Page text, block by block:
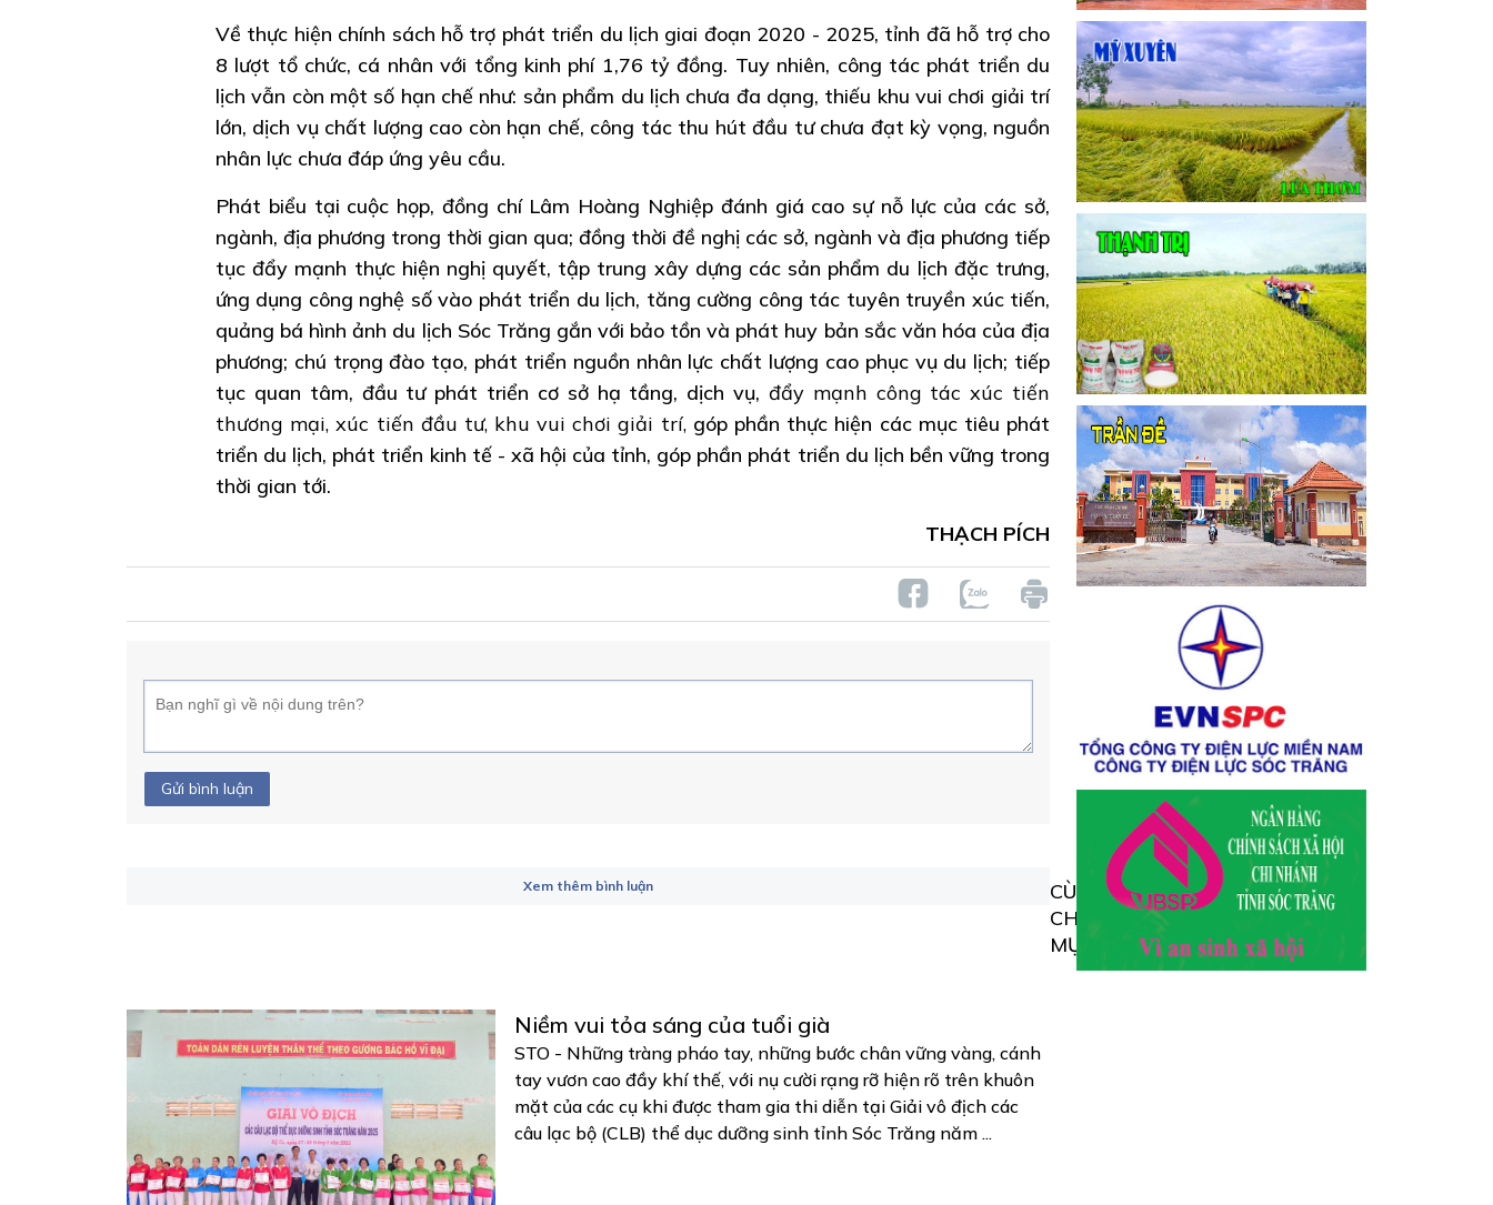
Về thực hiện chính sách hỗ trợ phát triển du lịch giai đoạn 2020 - 2025, tỉnh đã hỗ trợ cho
8 lượt tổ chức, cá nhân với tổng kinh phí 1,76 tỷ đồng. Tuy nhiên, công tác phát triển du
lịch vẫn còn một số hạn chế như: sản phẩm du lịch chưa đa dạng, thiếu khu vui chơi giải trí
lớn, dịch vụ chất lượng cao còn hạn chế, công tác thu hút đầu tư chưa đạt kỳ vọng, nguồn
nhân lực chưa đáp ứng yêu cầu.
Phát biểu tại cuộc họp, đồng chí Lâm Hoàng Nghiệp đánh giá cao sự nỗ lực của các sở,
ngành, địa phương trong thời gian qua; đồng thời đề nghị các sở, ngành và địa phương tiếp
tục đẩy mạnh thực hiện nghị quyết, tập trung xây dựng các sản phẩm du lịch đặc trưng,
ứng dụng công nghệ số vào phát triển du lịch, tăng cường công tác tuyên truyền xúc tiến,
quảng bá hình ảnh du lịch Sóc Trăng gắn với bảo tồn và phát huy bản sắc văn hóa của địa
phương; chú trọng đào tạo, phát triển nguồn nhân lực chất lượng cao phục vụ du lịch; tiếp
tục quan tâm, đầu tư phát triển cơ sở hạ tầng, dịch vụ, đẩy mạnh công tác xúc tiến
thương mại, xúc tiến đầu tư, khu vui chơi giải trí, góp phần thực hiện các mục tiêu phát
triển du lịch, phát triển kinh tế - xã hội của tỉnh, góp phần phát triển du lịch bền vững trong
thời gian tới.
THẠCH PÍCH
Gửi bình luận
Xem thêm bình luận
CÙNG
CHUYÊN
MỤC
Niềm vui tỏa sáng của tuổi già
STO - Những tràng pháo tay, những bước chân vững vàng, cánh
tay vươn cao đầy khí thế, với nụ cười rạng rỡ hiện rõ trên khuôn
mặt của các cụ khi được tham gia thi diễn tại Giải vô địch các
câu lạc bộ (CLB) thể dục dưỡng sinh tỉnh Sóc Trăng năm ...